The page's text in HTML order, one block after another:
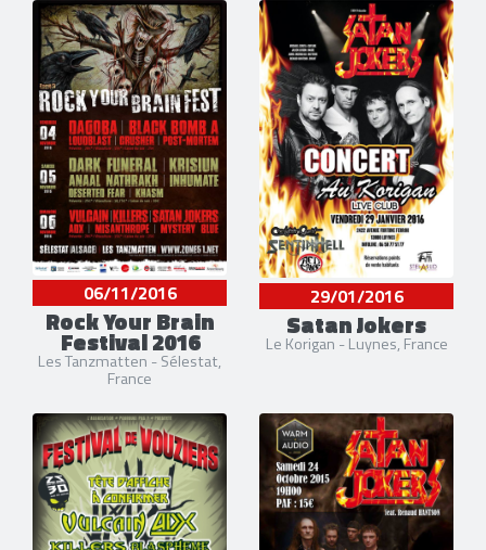
06/11/2016
Rock Your Brain
Festival 2016
Les Tanzmatten - Sélestat,
France
29/01/2016
Satan Jokers
Le Korigan - Luynes, France